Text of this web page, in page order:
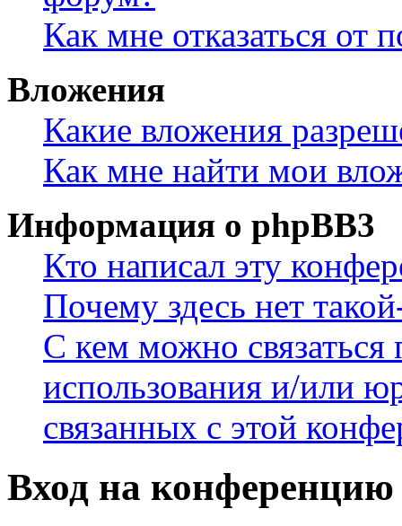
Как мне отказаться от
Вложения
Какие вложения
Как мне найти мои
Информация о phpBB3
Кто написал эту
Почему здесь нет
С кем можно связаться
использования и/или
связанных с этой
Вход на конференцию